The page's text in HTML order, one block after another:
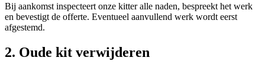
Bij aankomst inspecteert onze kitter alle naden, bespreekt het werk
en bevestigt de offerte. Eventueel aanvullend werk wordt eerst
afgestemd.
2. Oude kit verwijderen